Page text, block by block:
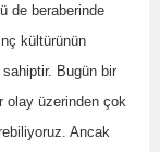
de beraberinde
kültürünün
Bugün bir
olay üzerinden çok
Ancak